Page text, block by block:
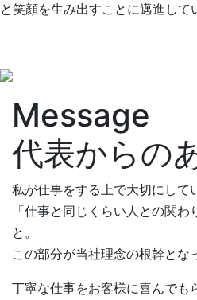
と笑顔を生み出すことに邁進して
Message
代表からの
私が仕事をする上で大切にして
「仕事と同じくらい人との関
と。
この部分が当社理念の根幹とな
丁寧な仕事をお客様に喜んでも